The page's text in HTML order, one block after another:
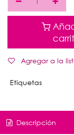
Agregar a la
Etiquetas
Descripción